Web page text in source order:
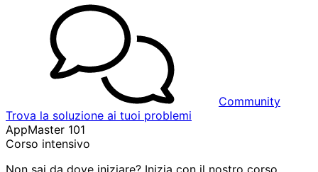
Community
Trova la soluzione ai tuoi problemi
AppMaster 101
Corso intensivo
Non sai da dove iniziare? Inizia con il nostro corso